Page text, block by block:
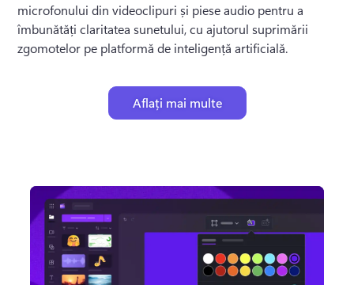
microfonului din videoclipuri și piese audio pentru a
îmbunătăți claritatea sunetului, cu ajutorul suprimării
zgomotelor pe platformă de inteligență artificială.
Aflați mai multe